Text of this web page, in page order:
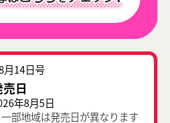
月14日号
売日
年8月5日
部地域は発売日が異なります